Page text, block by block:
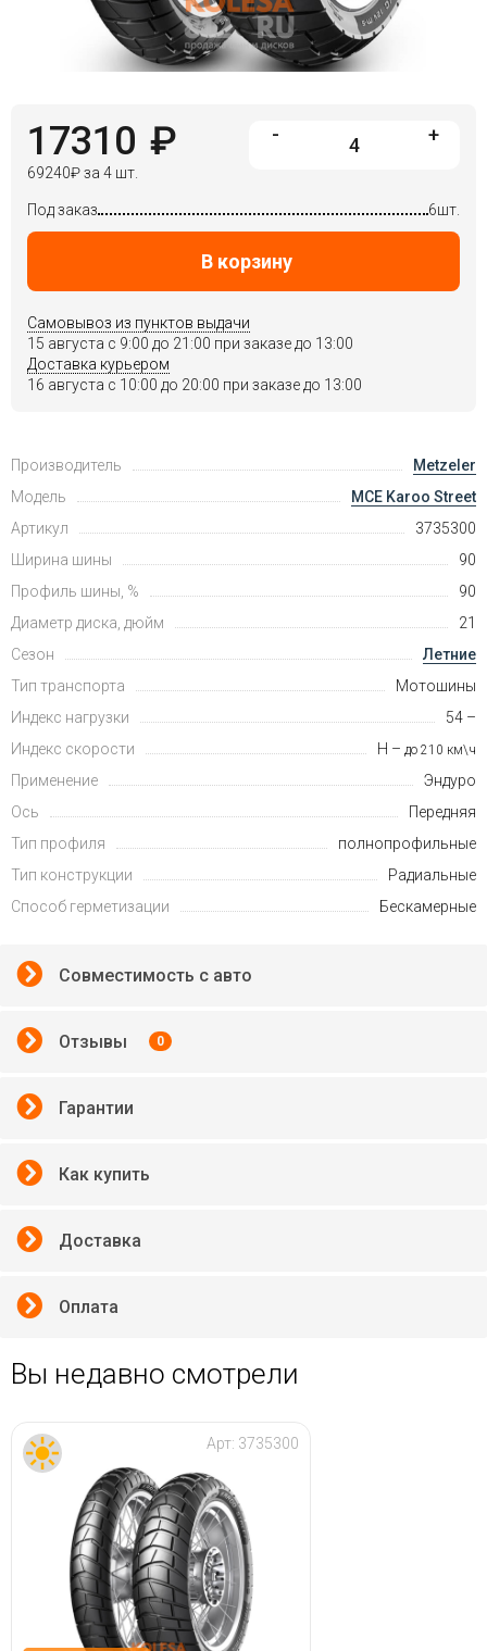
17310 ₽
69240₽за 4 шт.
- +
Под заказ 6шт.
В корзину
Самовывоз из пунктов выдачи
15 августа c 9:00 до 21:00 при заказе до 13:00
Доставка курьером
16 августа c 10:00 до 20:00 при заказе до 13:00
Производитель
Metzeler
Модель
MCE Karoo Street
Артикул
3735300
Ширина шины
90
Профиль шины, %
90
Диаметр диска, дюйм
21
Сезон
Летние
Тип транспорта
Мотошины
Индекс нагрузки
54 –
Индекс скорости
H – до 210 км\ч
Применение
Эндуро
Ось
Передняя
Тип профиля
полнопрофильные
Тип конструкции
Радиальные
Способ герметизации
Бескамерные
Совместимость с авто
Отзывы 0
Гарантии
Как купить
Доставка
Оплата
Вы недавно смотрели
Арт: 3735300